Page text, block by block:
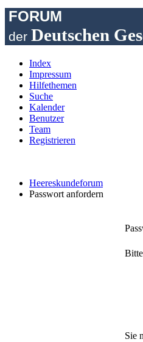
FORUM
der Deutschen
Index
Impressum
Hilfethemen
Suche
Kalender
Benutzer
Team
Registrieren
Heereskundeforum
Passwort anfordern
Sie